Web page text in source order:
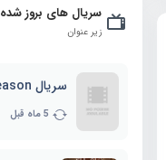
سریال های بروز شده
زیر عنوان
سریال In Your Radiant Season
5 ماه قبل